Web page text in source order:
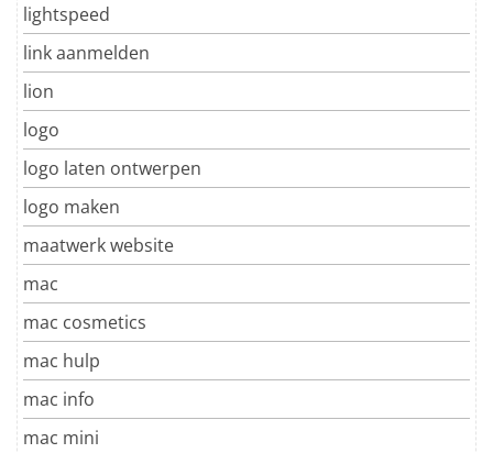
lightspeed
link aanmelden
lion
logo
logo laten ontwerpen
logo maken
maatwerk website
mac
mac cosmetics
mac hulp
mac info
mac mini